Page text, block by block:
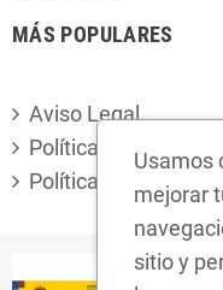
MÁS POPULARES
Aviso Legal
Política de privacidad
Política de cookies
Usamos
mejorar
sitio y